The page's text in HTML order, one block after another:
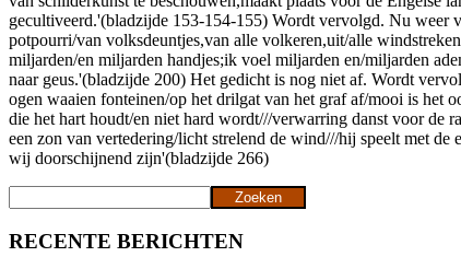
gecultiveerd.'(bladzijde 153-154-155) Wordt vervolgd. Nu weer
potpourri/van volksdeuntjes,van alle volkeren,uit/alle
miljarden/en miljarden handjes;ik voel miljarden en/miljarden
naar geus.'(bladzijde 200) Het gedicht is nog niet af. Wordt
ogen waaien fonteinen/op het drilgat van het graf af/mooi is het
die het hart houdt/en niet hard wordt///verwarring danst voor de
een zon van vertedering/licht strelend de wind///hij speelt met de
wij doorschijnend zijn'(bladzijde 266)
Zoeken
RECENTE BERICHTEN